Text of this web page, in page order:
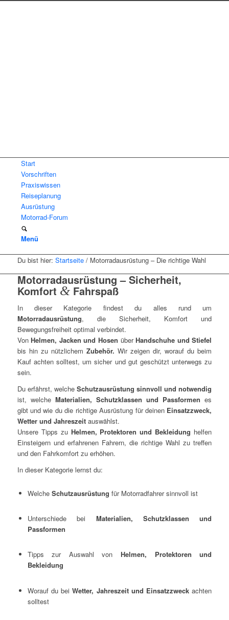
Start
Vorschriften
Praxiswissen
Reiseplanung
Ausrüstung
Motorrad-Forum
Menü
Du bist hier: Startseite / Motorradausrüstung – Die richtige Wahl
Motorradausrüstung – Sicherheit,
Komfort &Fahrspaß
In dieser Kategorie findest du alles rund um
Motorradausrüstung, die Sicherheit, Komfort und
Bewegungsfreiheit optimal verbindet.
Von Helmen, Jacken und Hosen über Handschuhe und Stiefel
bis hin zu nützlichem Zubehör. Wir zeigen dir, worauf du beim
Kauf achten solltest, um sicher und gut geschützt unterwegs zu
sein.
Du erfährst, welche Schutzausrüstung sinnvoll und notwendig
ist, welche Materialien, Schutzklassen und Passformen es
gibt und wie du die richtige Ausrüstung für deinen Einsatzzweck,
Wetter und Jahreszeitauswählst.
Unsere Tipps zu Helmen, Protektoren und Bekleidung helfen
Einsteigern und erfahrenen Fahrern, die richtige Wahl zu treffen
und den Fahrkomfort zu erhöhen.
In dieser Kategorie lernst du:
Welche Schutzausrüstung für Motorradfahrer sinnvoll ist
Unterschiede bei Materialien, Schutzklassen und
Passformen
Tipps zur Auswahl von Helmen, Protektoren und
Bekleidung
Worauf du beiWetter, Jahreszeit und Einsatzzweck achten
solltest